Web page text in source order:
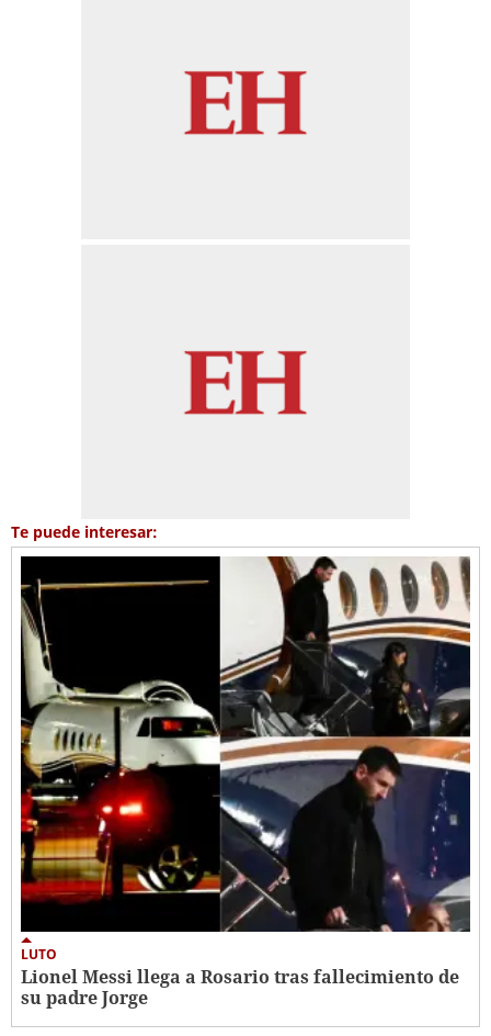
Te puede interesar:
LUTO
Lionel Messi llega a Rosario tras fallecimiento de
su padre Jorge